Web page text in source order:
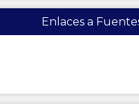
Enlaces a